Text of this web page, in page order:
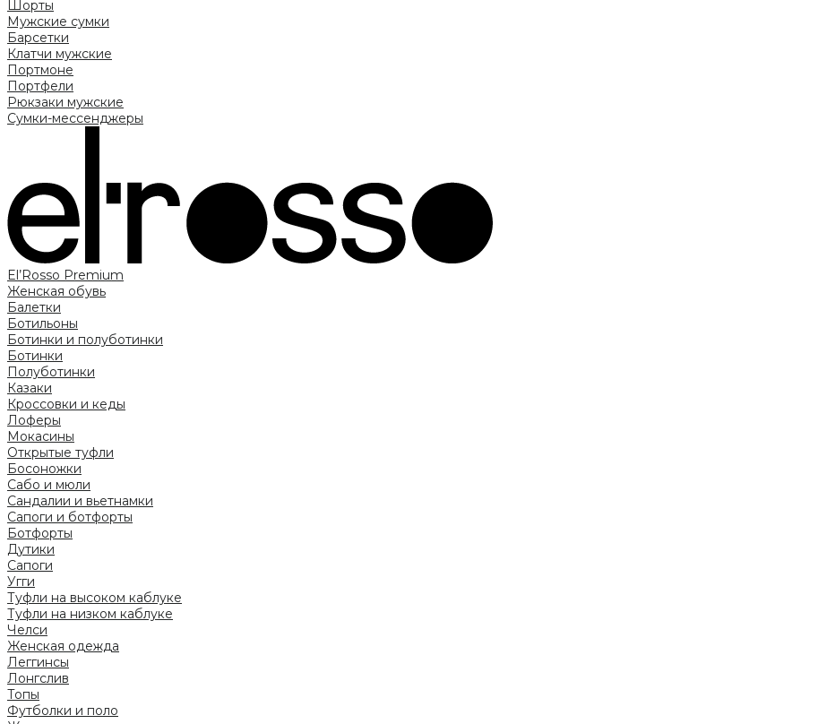
Шорты
Мужские сумки
Барсетки
Клатчи мужские
Портмоне
Портфели
Рюкзаки мужские
Сумки-мессенджеры
El’Rosso Premium
Женская обувь
Балетки
Ботильоны
Ботинки и полуботинки
Ботинки
Полуботинки
Казаки
Кроссовки и кеды
Лоферы
Мокасины
Открытые туфли
Босоножки
Сабо и мюли
Сандалии и вьетнамки
Сапоги и ботфорты
Ботфорты
Дутики
Сапоги
Угги
Туфли на высоком каблуке
Туфли на низком каблуке
Челси
Женская одежда
Леггинсы
Лонгслив
Топы
Футболки и поло